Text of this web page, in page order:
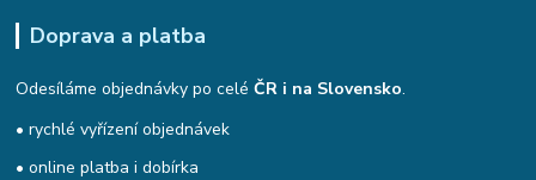
Doprava a platba
Odesíláme objednávky po celéČR i na Slovensko.
• rychlé vyřízení objednávek
• online platba i dobírka